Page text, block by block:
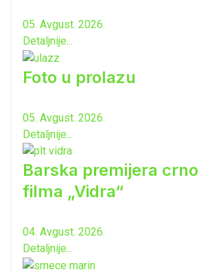
05. Avgust. 2026.
Detaljnije...
Foto u prolazu
05. Avgust. 2026.
Detaljnije...
Barska premijera
filma „Vidra“
04. Avgust. 2026.
Detaljnije...